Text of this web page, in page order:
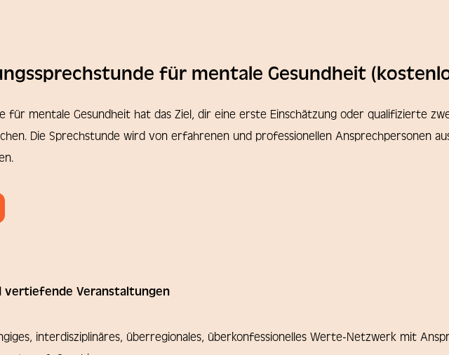
für mentale Gesundheit
für mentale Gesundheit hat das Ziel, dir eine erste Einschätzung oder qualifizierte
Die Sprechstunde wird von erfahrenen und professionellen Ansprechpersonen
vertiefende Veranstaltungen
interdisziplinäres, überregionales, überkonfessionelles Werte-Netzwerk mit